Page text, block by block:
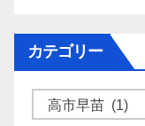
カテゴリー